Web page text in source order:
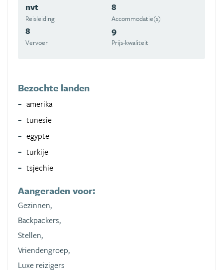
nvt
Reisleiding
8
Accommodatie(s)
8
Vervoer
9
Prijs-kwaliteit
Bezochte landen
amerika
tunesie
egypte
turkije
tsjechie
Aangeraden voor:
Gezinnen,
Backpackers,
Stellen,
Vriendengroep,
Luxe reizigers